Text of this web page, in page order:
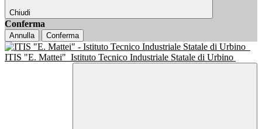
Chiudi
Conferma
Annulla Conferma
ITIS "E. Mattei" Istituto Tecnico Industriale Statale di Urbino